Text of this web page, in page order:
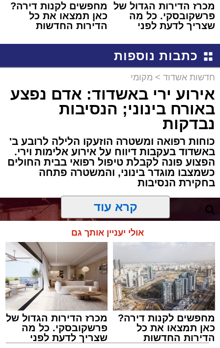
מכרז הדירות הגדול של
פרשקובסקי. כל מה
שצריך לדעת לפני
באשדוד
מחפשים לקנות דירה?
כאן תמצאו את כל
הדירות החדשות
כתבות נוספות
חדשות אשדוד > מקומי
אירוע ירי באשדוד: אדם נפצע
באורח בינוני; הנסיבות
נבדקות
כוחות רפואה ומשטרה הוזעקו הלילה לרובע ב'
באשדוד בעקבות דיווח על אירוע אלימות וירי.
הפצוע פונה לקבלת טיפול רפואי בבית החולים
כשמצבו מוגדר בינוני, והמשטרה פתחה
בחקירת הנסיבות
קרא עוד
אולי יעניין אותך גם
מחפשים לקנות דירה?
כאן תמצאו את כל
הדירות החדשות
מכרז הדירות הגדול של
פרשקובסקי. כל מה
שצריך לדעת לפני